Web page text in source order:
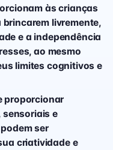
às crianças
livremente,
e a independência
ao mesmo
limites cognitivos e
proporcionar
e
ser
criatividade e